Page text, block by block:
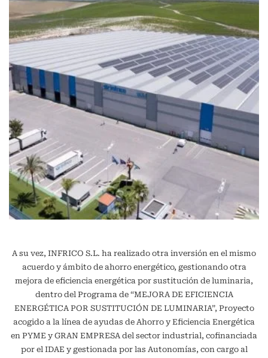
A su vez, INFRICO S.L. ha realizado otra inversión en el mismo
acuerdo y ámbito de ahorro energético, gestionando otra
mejora de eficiencia energética por sustitución de luminaria,
dentro del Programa de “MEJORA DE EFICIENCIA
ENERGÉTICA POR SUSTITUCIÓN DE LUMINARIA”, Proyecto
acogido a la línea de ayudas de Ahorro y Eficiencia Energética
en PYME y GRAN EMPRESA del sector industrial, cofinanciada
por el IDAE y gestionada por las Autonomías, con cargo al